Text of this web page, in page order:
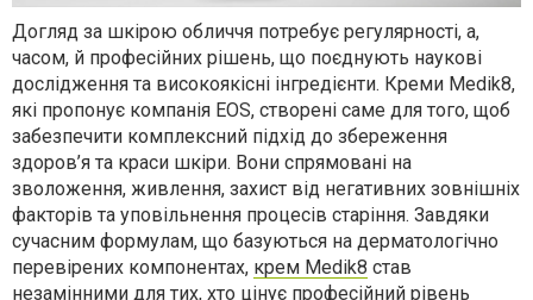
Догляд за шкірою обличчя потребує регулярності, а,
часом, й професійних рішень, що поєднують наукові
дослідження та високоякісні інгредієнти. Креми Medik8,
які пропонує компанія EOS, створені саме для того, щоб
забезпечити комплексний підхід до збереження
здоров’я та краси шкіри. Вони спрямовані на
зволоження, живлення, захист від негативних зовнішніх
факторів та уповільнення процесів старіння. Завдяки
сучасним формулам, що базуються на дерматологічно
перевірених компонентах, крем Medik8 став
незамінними для тих, хто цінує професійний рівень